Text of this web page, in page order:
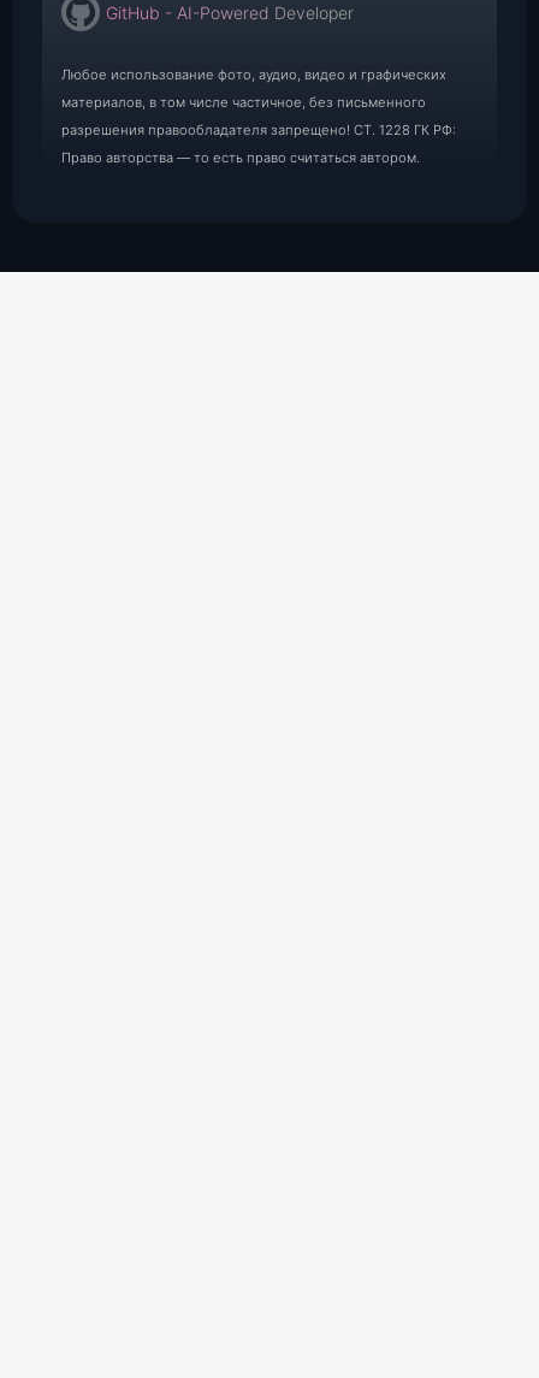
GitHub - AI-Powered Developer
Любое использование фото, аудио, видео и графических
материалов, в том числе частичное, без письменного
разрешения правообладателя запрещено! СТ. 1228 ГК РФ:
Право авторства — то есть право считаться автором.